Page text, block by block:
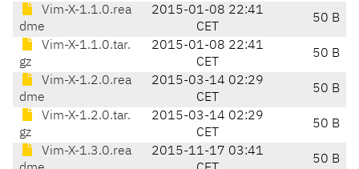
Vim-X-1.1.0.rea
dme
2015-01-08 22:41
CET
50 B
Vim-X-1.1.0.tar.
gz
2015-01-08 22:41
CET
50 B
Vim-X-1.2.0.rea
dme
2015-03-14 02:29
CET
50 B
Vim-X-1.2.0.tar.
gz
2015-03-14 02:29
CET
50 B
Vim-X-1.3.0.rea
2015-11-17 03:41
50 B